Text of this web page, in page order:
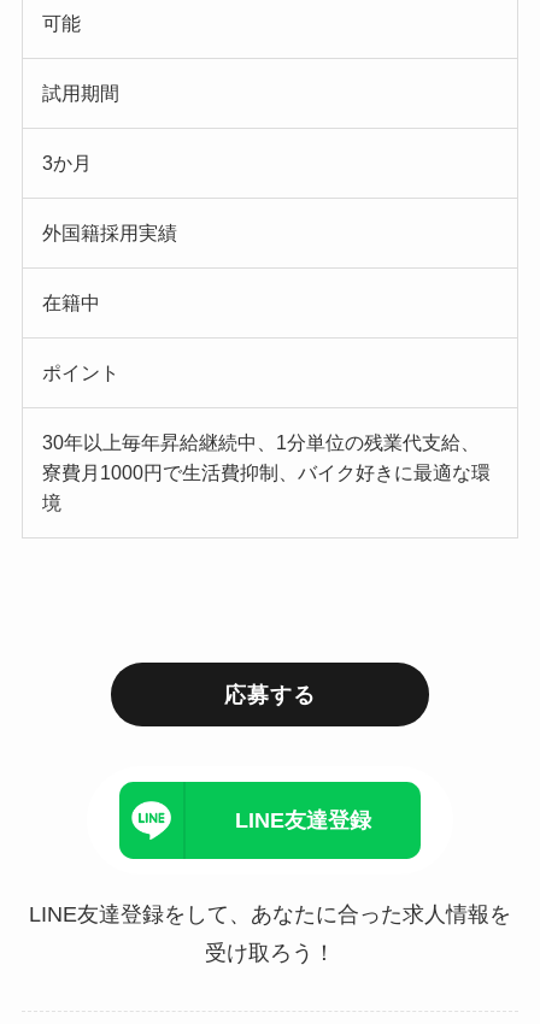
可能
試用期間
3か月
外国籍採用実績
在籍中
ポイント
30年以上毎年昇給継続中、1分単位の残業代支給、
寮費月1000円で生活費抑制、バイク好きに最適な環
境
応募する
LINE友達登録
LINE友達登録をして、あなたに合った求人情報を
受け取ろう！